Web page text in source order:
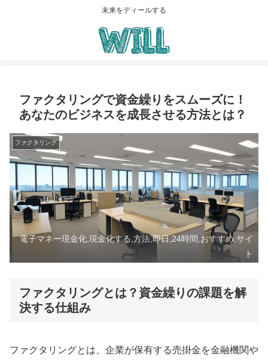
未来をディールする
ファクタリングで資金繰りをスムーズに！
あなたのビジネスを成長させる方法とは？
ファクタリング
電子マネー現金化,現金化する,方法,即日,24時間,おすすめ,サイ
ト
ファクタリングとは？資金繰りの課題を解
決する仕組み
ファクタリングとは、企業が保有する売掛金を金融機関や